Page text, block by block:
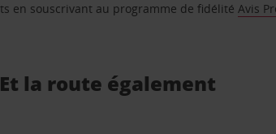
en souscrivant au programme de fidélitéAvis
la route également